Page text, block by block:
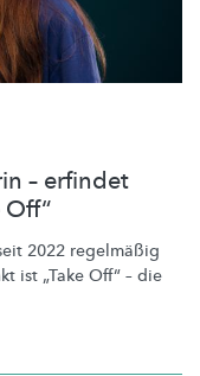
– erfindet
Off“
2022 regelmäßig
ist „Take Off“ – die